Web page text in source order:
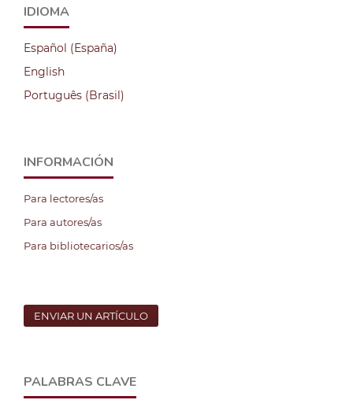
IDIOMA
Español (España)
English
Português (Brasil)
INFORMACIÓN
Para lectores/as
Para autores/as
Para bibliotecarios/as
ENVIAR UN ARTÍCULO
PALABRAS CLAVE